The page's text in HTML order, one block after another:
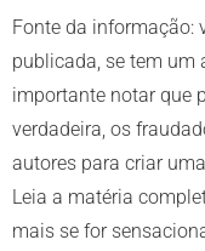
Fonte da informação:
publicada, se tem um
importante notar que
verdadeira, os
autores para criar
Leia a matéria
mais se for